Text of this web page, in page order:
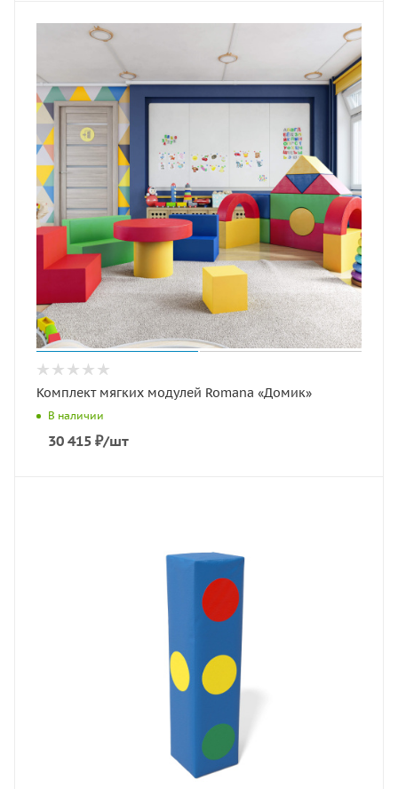
Комплект мягких модулей Romana «Домик»
В наличии
30 415 ₽/шт